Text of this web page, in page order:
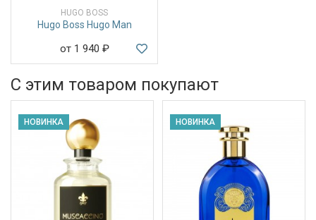
HUGO BOSS
Hugo Boss Hugo Man
от 1 940 ₽
С этим товаром покупают
НОВИНКА НОВИНКА